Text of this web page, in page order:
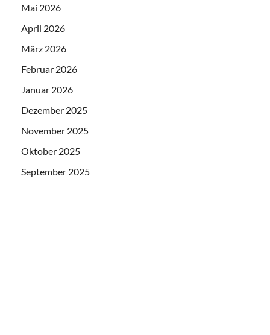
Mai 2026
April 2026
März 2026
Februar 2026
Januar 2026
Dezember 2025
November 2025
Oktober 2025
September 2025